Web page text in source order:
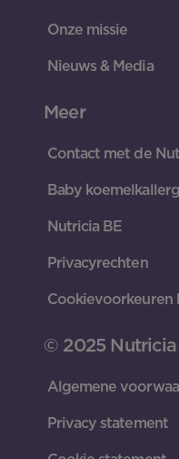
Onze missie
Nieuws & Media
Meer
Contact met de
Baby
Nutricia BE
Privacyrechten
Cookievoorkeuren
© 2025 Nutricia
Algemene
Privacy statement